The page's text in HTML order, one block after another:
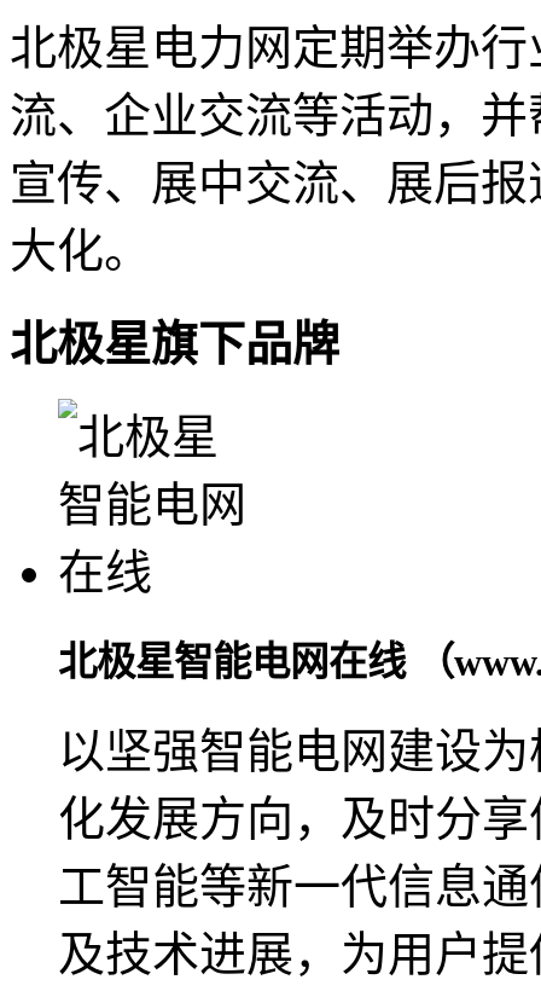
北极星电力网定期举办
流、企业交流等活动，
宣传、展中交流、展后
大化。
北极星旗下品牌
北极星智能电网在线 （
以坚强智能电网建设
化发展方向，及时分
工智能等新一代信息
及技术进展，为用户